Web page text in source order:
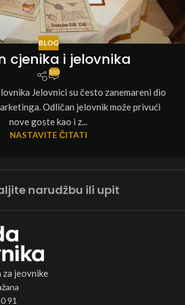
BLOG
cjenika i jelovnika
100
Jelovnici su često zanemareni dio
Odličan jelovnik može privući
nove goste kao i z...
NASTAVITE ČITATI
narudžbu ili upit
za jeovnike
91